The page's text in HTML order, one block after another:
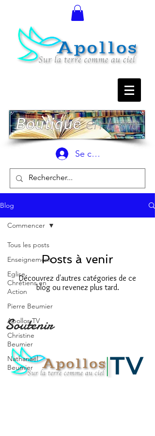
Se connecter
Blog
Tous les posts
Enseignement
Eglise
Chrétiens en
Action
Pierre Beumier
Apollos TV
Christine
Beumier
Nathanaël
Beumier
Commencer
Posts à venir
Découvrez d'autres catégories de ce
blog ou revenez plus tard.
Soutenir